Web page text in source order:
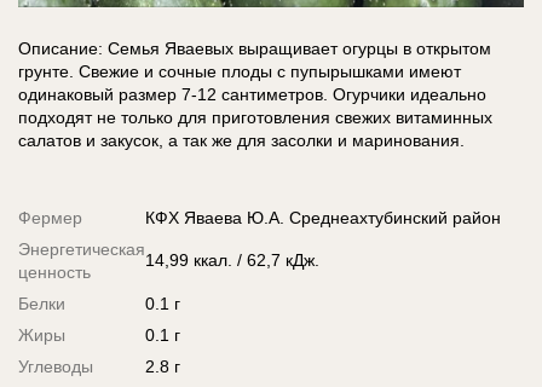
Описание: Семья Яваевых выращивает огурцы в открытом
грунте. Свежие и сочные плоды с пупырышками имеют
одинаковый размер 7-12 сантиметров. Огурчики идеально
подходят не только для приготовления свежих витаминных
салатов и закусок, а так же для засолки и маринования.
Фермер
КФХ Яваева Ю.А. Среднеахтубинский район
Энергетическая
ценность
14,99 ккал. / 62,7 кДж.
Белки
0.1 г
Жиры
0.1 г
Углеводы
2.8 г